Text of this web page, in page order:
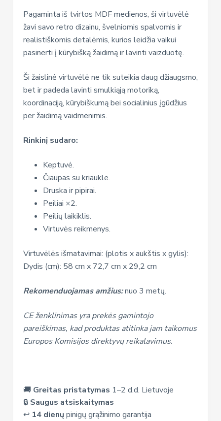
Pagaminta iš tvirtos MDF medienos, ši virtuvėlė
žavi savo retro dizainu, švelniomis spalvomis ir
realistiškomis detalėmis, kurios leidžia vaikui
pasinerti į kūrybišką žaidimą ir lavinti vaizduotę.
Ši žaislinė virtuvėlė ne tik suteikia daug džiaugsmo,
bet ir padeda lavinti smulkiąją motoriką,
koordinaciją, kūrybiškumą bei socialinius įgūdžius
per žaidimą vaidmenimis.
Rinkinį sudaro:
Keptuvė.
Čiaupas su kriaukle.
Druska ir pipirai.
Peiliai ×2.
Peilių laikiklis.
Virtuvės reikmenys.
Virtuvėlės išmatavimai: (plotis x aukštis x gylis):
Dydis (cm): 58 cm x 72,7 cm x 29,2 cm
Rekomenduojamas amžius:nuo 3 metų.
CE ženklinimas yra prekės gamintojo
pareiškimas, kad produktas atitinka jam taikomus
Europos Komisijos direktyvų reikalavimus.
🚚 Greitas pristatymas 1–2 d.d. Lietuvoje
🔒 Saugus atsiskaitymas
↩️ 14 dienųpinigų grąžinimo garantija